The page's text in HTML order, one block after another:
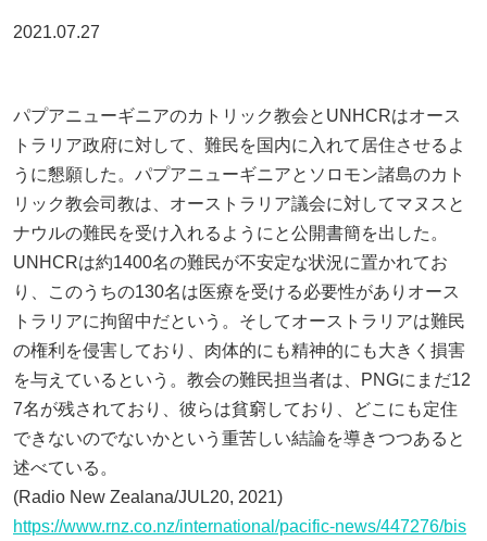
2021.07.27
パプアニューギニアのカトリック教会とUNHCRはオース
トラリア政府に対して、難民を国内に入れて居住させるよ
うに懇願した。パプアニューギニアとソロモン諸島のカト
リック教会司教は、オーストラリア議会に対してマヌスと
ナウルの難民を受け入れるようにと公開書簡を出した。
UNHCRは約1400名の難民が不安定な状況に置かれてお
り、このうちの130名は医療を受ける必要性がありオース
トラリアに拘留中だという。そしてオーストラリアは難民
の権利を侵害しており、肉体的にも精神的にも大きく損害
を与えているという。教会の難民担当者は、PNGにまだ12
7名が残されており、彼らは貧窮しており、どこにも定住
できないのでないかという重苦しい結論を導きつつあると
述べている。
(Radio New Zealana/JUL20, 2021)
https://www.rnz.co.nz/international/pacific-news/447276/bis